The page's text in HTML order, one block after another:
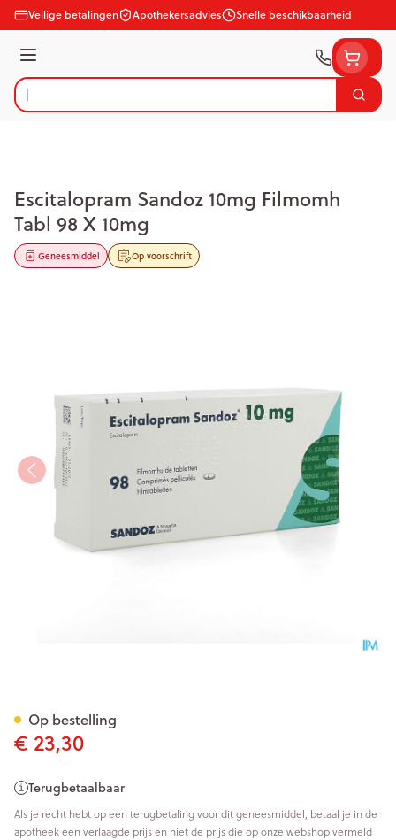
Ga naar de inhoud
Veilige betalingen Apothekersadvies Snelle beschikbaarheid
Menu
Product, merk, categorie...
Zoek
Escitalopram Sandoz 10mg Filmomh
Tabl 98 X 10mg
Op voorschrift
Geneesmiddel
€ 23,30
Terugbetaalbaar
Als je recht hebt op een terugbetaling voor dit geneesmiddel, betaal je in de
apotheek een verlaagde prijs en niet de prijs die op onze webshop vermeld
Op bestelling